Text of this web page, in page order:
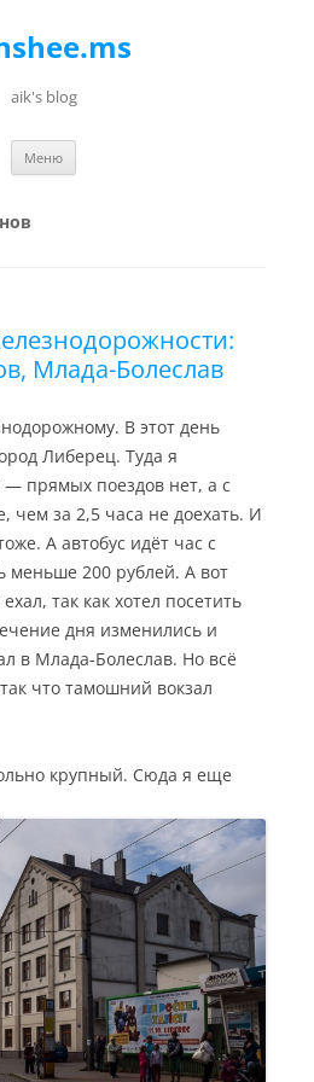
aik's blog
Меню
Млада-Болеслав
В этот день
Либерец. Туда я
— прямых поездов нет, а с
чем за 2,5 часа не доехать. И
А автобус идёт час с
меньше 200 рублей. А вот
так как хотел посетить
дня изменились и
в Млада-Болеслав. Но всё
что тамошний вокзал
крупный. Сюда я еще